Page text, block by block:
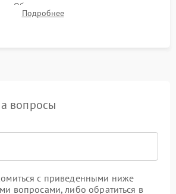
Обязательное испытание прицела на
проверки устойчивости к отдаче и
Подробнее
вопросы
с приведенными ниже
вопросами, либо обратиться в